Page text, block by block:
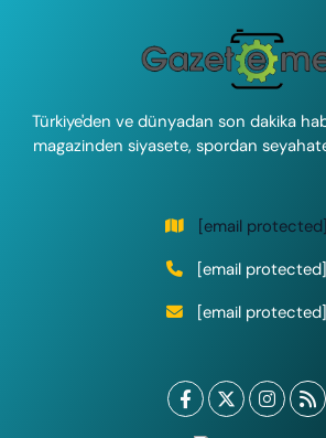
Türkiye'den ve dünyadan son dakika
magazinden siyasete, spordan
[email protected]
[email protected]
[email protected]